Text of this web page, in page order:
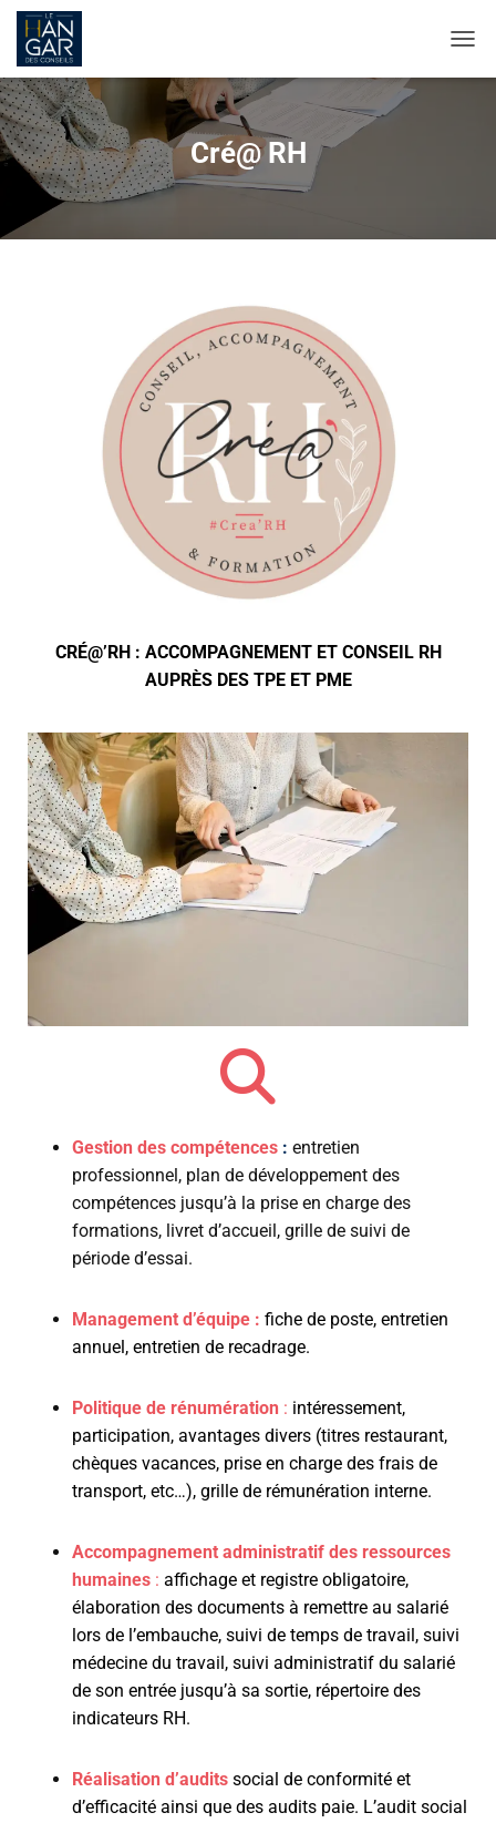
Cré@ RH
CRÉ@’RH : ACCOMPAGNEMENT ET CONSEIL RH
AUPRÈS DES TPE ET PME
Gestion des compétences : entretien
professionnel, plan de développement des
compétences jusqu’à la prise en charge des
formations, livret d’accueil, grille de suivi de
période d’essai.
Management d’équipe : fiche de poste, entretien
annuel, entretien de recadrage.
Politique de rénumération : intéressement,
participation, avantages divers (titres restaurant,
chèques vacances, prise en charge des frais de
transport, etc…), grille de rémunération interne.
Accompagnement administratif des ressources
humaines : affichage et registre obligatoire,
élaboration des documents à remettre au salarié
lors de l’embauche, suivi de temps de travail, suivi
médecine du travail, suivi administratif du salarié
de son entrée jusqu’à sa sortie, répertoire des
indicateurs RH.
Réalisation d’audits social de conformité et
d’efficacité ainsi que des audits paie. L’audit social